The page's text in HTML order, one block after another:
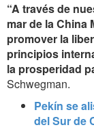
“A través de
mar de la China
promover la
principios
la prosperidad
Schwegman.
Pekín se
del Sur de